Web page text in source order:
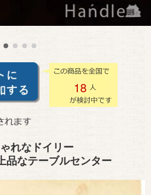
18
れなドイリー
品なテーブルセンター